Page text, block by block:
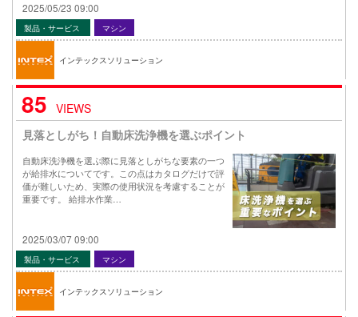
2025/05/23 09:00
製品・サービス マシン
インテックスソリューション
85 VIEWS
見落としがち！自動床洗浄機を選ぶポイント
自動床洗浄機を選ぶ際に見落としがちな要素の一つ
が給排水についてです。この点はカタログだけで評
価が難しいため、実際の使用状況を考慮することが
重要です。 給排水作業…
2025/03/07 09:00
製品・サービス マシン
インテックスソリューション